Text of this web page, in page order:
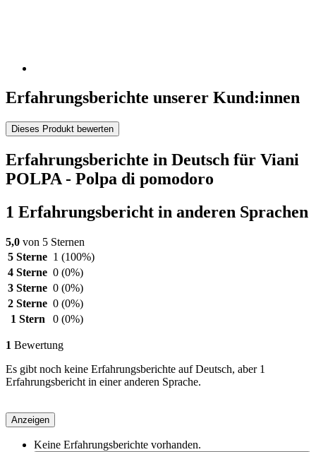
Erfahrungsberichte unserer Kund:innen
Dieses Produkt bewerten
Erfahrungsberichte in Deutsch für Viani
POLPA - Polpa di pomodoro
1 Erfahrungsbericht in anderen Sprachen
5,0 von 5 Sternen
5 Sterne 1 (100%)
4 Sterne 0 (0%)
3 Sterne 0 (0%)
2 Sterne 0 (0%)
1 Stern
0 (0%)
1 Bewertung
Es gibt noch keine Erfahrungsberichte auf Deutsch, aber 1
Erfahrungsbericht in einer anderen Sprache.
Anzeigen
Keine Erfahrungsberichte vorhanden.